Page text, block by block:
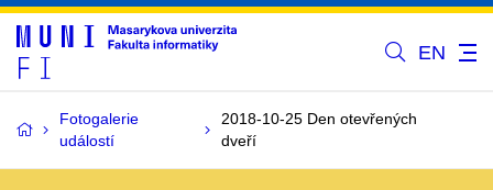
EN
Fotogalerie
událostí
2018-10-25 Den otevřených
dveří